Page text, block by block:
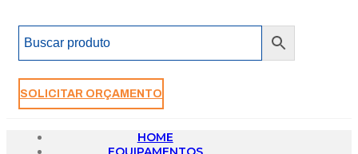
SOLICITAR ORÇAMENTO
HOME